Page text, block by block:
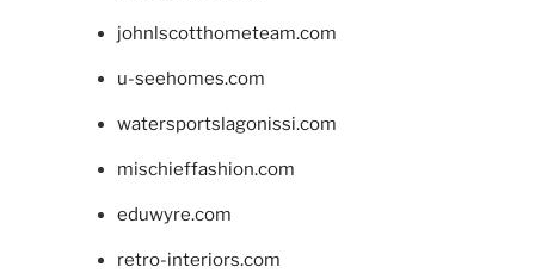
johnlscotthometeam.com
u-seehomes.com
watersportslagonissi.com
mischieffashion.com
eduwyre.com
retro-interiors.com